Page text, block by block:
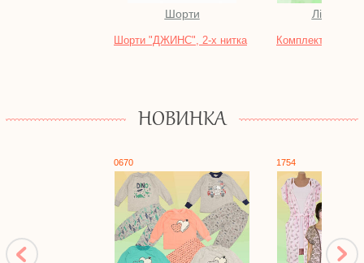
Шорти
Шорти "ДЖИНС", 2-х нитка
Літо.
Комплект "ФЛАЙ"
НОВИНКА
0670 1754